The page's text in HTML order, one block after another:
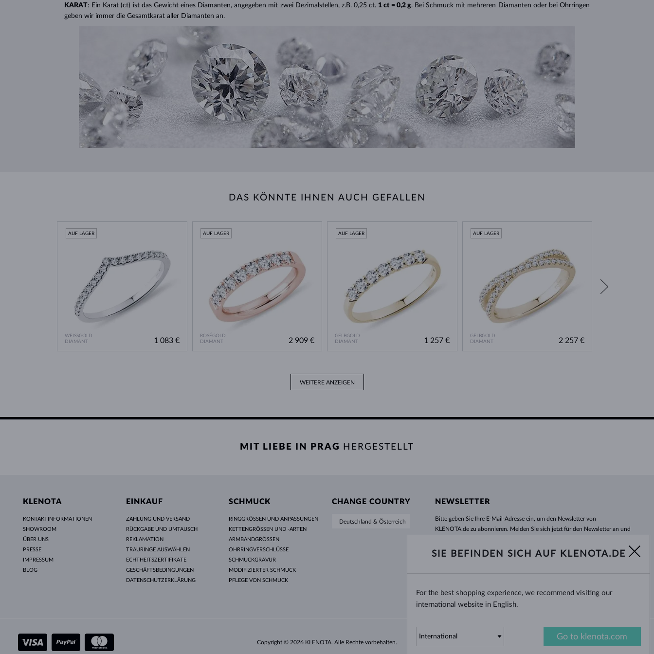
KARAT: Ein Karat (ct) ist das Gewicht eines Diamanten, angegeben mit zwei Dezimalstellen, z.B. 0,25 ct. 1 ct = 0,2 g. Bei Schmuck mit mehreren Diamanten oder bei Ohrringen
geben wir immer die Gesamtkarat aller Diamanten an.
DAS KÖNNTE IHNEN AUCH GEFALLEN
WEISSGOLD
DIAMANT
AUF LAGER
1 083 €
ROSÉGOLD
DIAMANT
AUF LAGER
2 909 €
GELBGOLD
DIAMANT
AUF LAGER
1 257 €
GELBGOLD
DIAMANT
AUF LAGER
2 257 €
WEITERE ANZEIGEN
MIT LIEBE IN PRAG HERGESTELLT
KLENOTA
KONTAKTINFORMATIONEN
SHOWROOM
ÜBER UNS
PRESSE
IMPRESSUM
BLOG
EINKAUF
ZAHLUNG UND VERSAND
RÜCKGABE UND UMTAUSCH
REKLAMATION
TRAURINGE AUSWÄHLEN
ECHTHEITSZERTIFIKATE
GESCHÄFTSBEDINGUNGEN
DATENSCHUTZERKLÄRUNG
SCHMUCK
RINGGRÖSSEN UND ANPASSUNGEN
KETTENGRÖSSEN UND -ARTEN
ARMBANDGRÖSSEN
OHRRINGVERSCHLÜSSE
SCHMUCKGRAVUR
MODIFIZIERTER SCHMUCK
PFLEGE VON SCHMUCK
CHANGE COUNTRY
Deutschland & Österreich
NEWSLETTER
Bitte geben Sie Ihre E-Mail-Adresse ein, um den Newsletter von
KLENOTA.de zu abonnieren. Melden Sie sich jetzt für den Newsletter an und
kein Sonderangebot mehr!
Ja, ich möchte interessanteNeuigkeiten per E-Mail erhalten.
Copyright © 2026 KLENOTA. Alle Rechte vorbehalten.
SIE BEFINDEN SICH AUF KLENOTA.DE
For the best shopping experience, we recommend visiting our
international website in English.
Go to klenota.com